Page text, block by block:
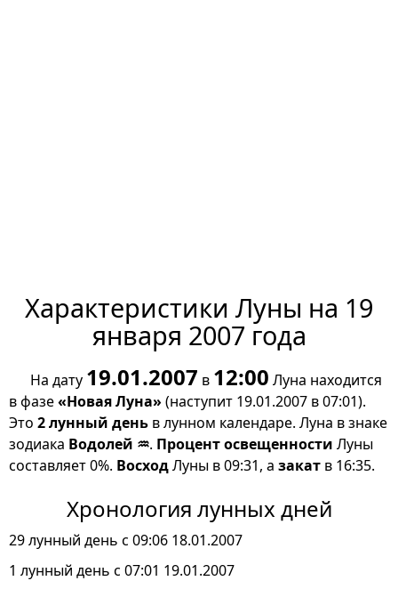
Характеристики Луны на 19
января 2007 года
На дату 19.01.2007 в 12:00 Луна находится
в фазе«Новая Луна»(наступит 19.01.2007 в 07:01).
Это 2 лунный день в лунном календаре. Луна в знаке
зодиака Водолей ♒. Процент освещенности Луны
составляет 0%. ВосходЛуны в 09:31, а закат в 16:35.
Хронология лунных дней
29 лунный день с 09:06 18.01.2007
1 лунный день с 07:01 19.01.2007